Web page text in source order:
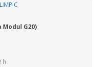
G20)
h.